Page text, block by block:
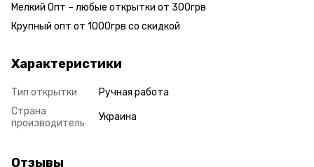
Мелкий Опт – любые открытки от 300грв
Крупный опт от 1000грв со скидкой
Характеристики
Тип открытки
Ручная работа
Страна
производитель
Украина
Отзывы